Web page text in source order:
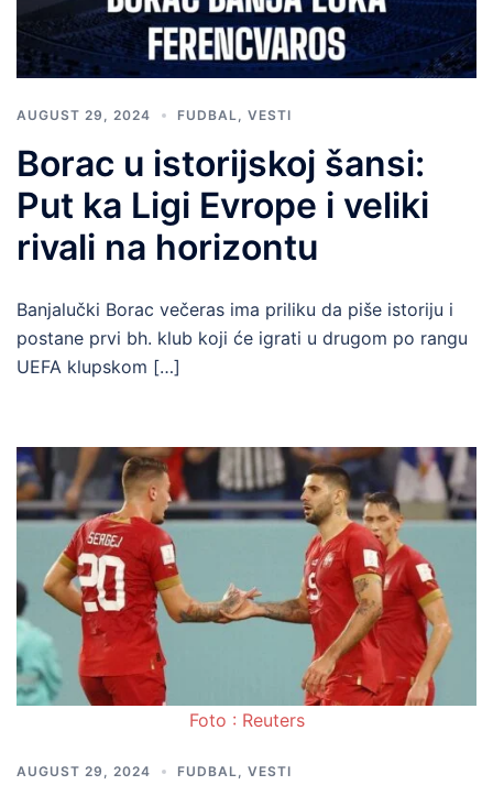
AUGUST 29, 2024 FUDBAL VESTI
Borac u istorijskoj šansi:
Put ka Ligi Evrope i veliki
rivali na horizontu
Banjalučki Borac večeras ima priliku da piše istoriju i
postane prvi bh. klub koji će igrati u drugom po rangu
UEFA klupskom […]
Foto : Reuters
AUGUST 29, 2024 FUDBAL VESTI